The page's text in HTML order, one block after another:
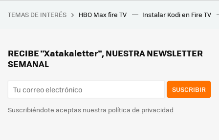
ALDI lanza su solución "low cost" para tener las bebidas fresquitas este verano: así es su mininevera portátil
Por fin el aspecto más oscuro de Android ve la luz. Ahora nuestros móviles durarán tanto que volverán a ir lentos
TEMAS DE INTERÉS HBO Max fire TV Instalar Kodi en Fire TV
RECIBE "Xatakaletter", NUESTRA NEWSLETTER
SEMANAL
SUSCRIBIR
Suscribiéndote aceptas nuestra política de privacidad